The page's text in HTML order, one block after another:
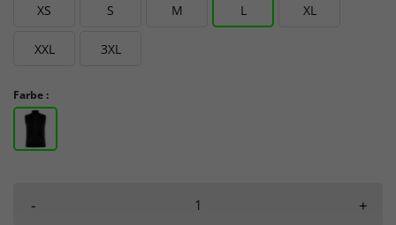
XS S M L XL
XXL 3XL
Farbe :
- +